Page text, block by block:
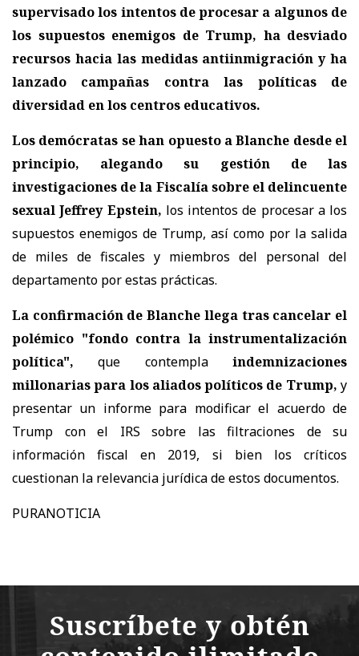
supervisado los intentos de procesar a algunos de
los supuestos enemigos de Trump, ha desviado
recursos hacia las medidas antiinmigración y ha
lanzado campañas contra las políticas de
diversidad en los centros educativos.
Los demócratas se han opuesto a Blanche desde el
principio, alegando su gestión de las
investigaciones de la Fiscalía sobre el delincuente
sexual Jeffrey Epstein, los intentos de procesar a los
supuestos enemigos de Trump, así como por la salida
de miles de fiscales y miembros del personal del
departamento por estas prácticas.
La confirmación de Blanche llega tras cancelar el
polémico "fondo contra la instrumentalización
política", que contempla indemnizaciones
millonarias para los aliados políticos de Trump, y
presentar un informe para modificar el acuerdo de
Trump con el IRS sobre las filtraciones de su
información fiscal en 2019, si bien los críticos
cuestionan la relevancia jurídica de estos documentos.
PURANOTICIA